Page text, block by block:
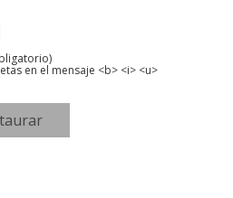
en el mensaje <b> <i> <u>